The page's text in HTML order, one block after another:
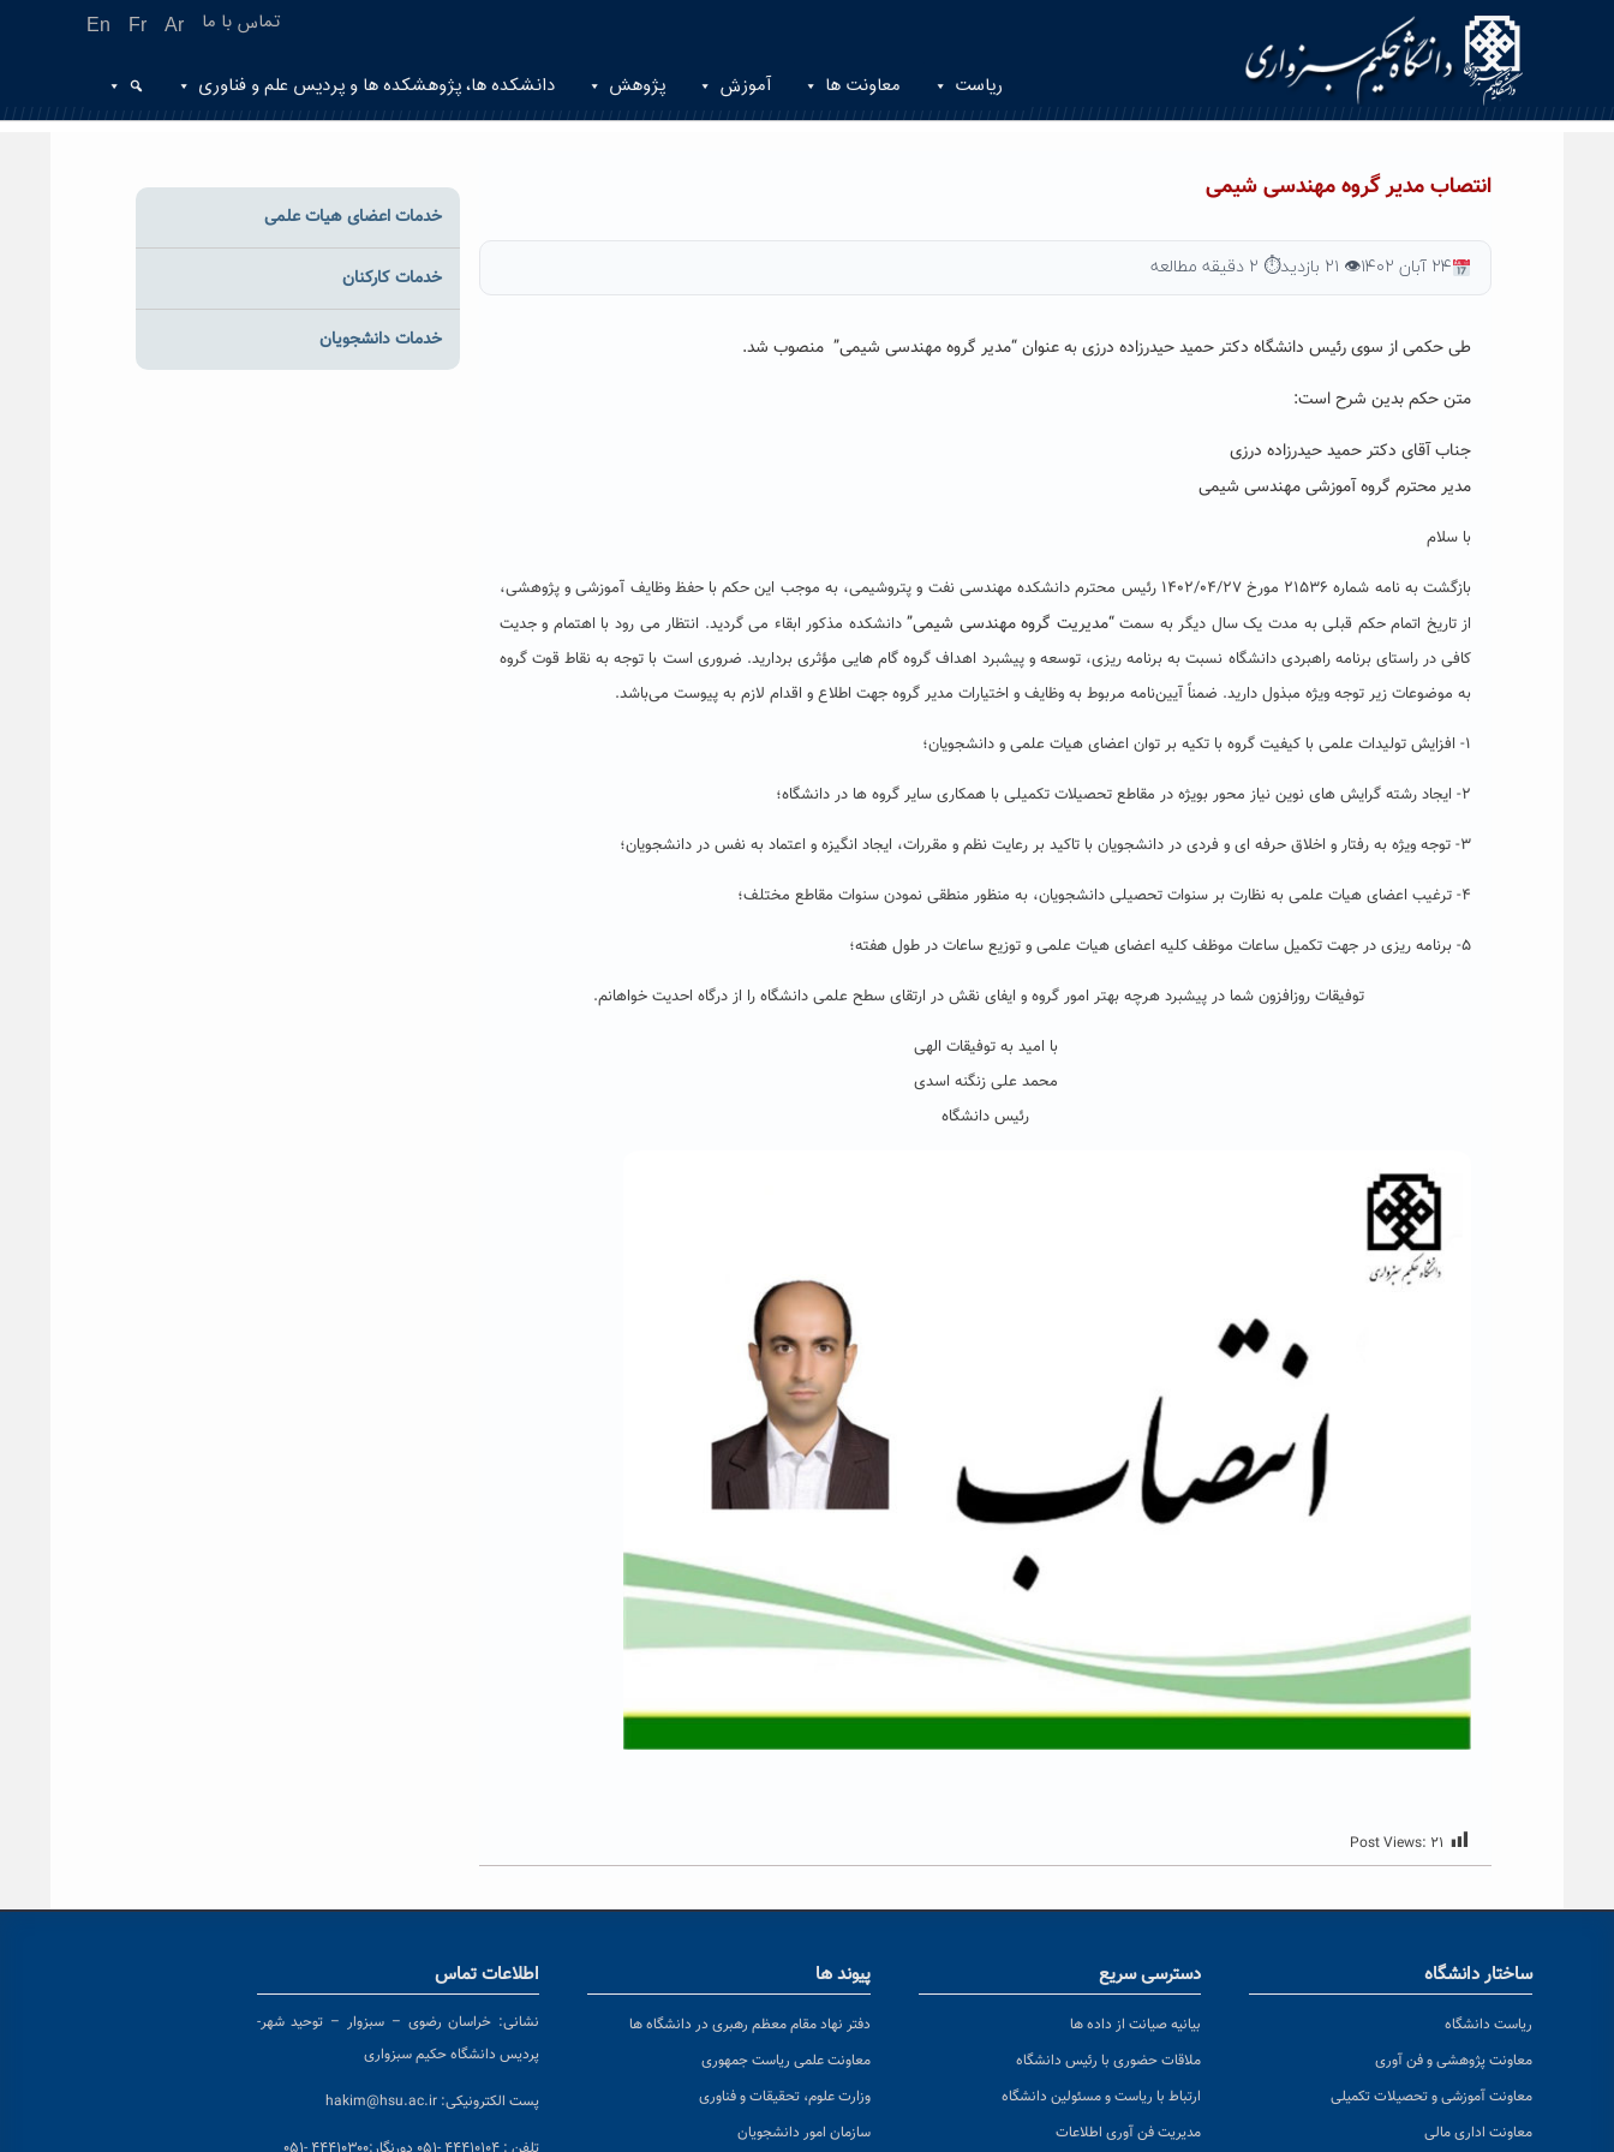
En Fr Ar تماس با ما
ریاست معاونت ها آموزش پژوهش دانشکده ها، پژوهشکده ها و پردیس علم و فناوری
انتصاب مدیر گروه مهندسی شیمی
۲۴ آبان ۱۴۰۲ 👁 ۲۱ بازدید ⏱ ۲ دقیقه مطالعه
طی حکمی از سوی رئیس دانشگاه دکتر حمید حیدرزاده درزیبه عنوان“مدیر گروهمهندسی شیمی” منصوب شد.
متن حکم بدین شرح است:
جناب آقای دکتر حمید حیدرزاده درزی
مدیر محترم گروه آموزشی مهندسی شیمی
با سلام
بازگشت به نامه شماره ۲۱۵۳۶ مورخ ۱۴۰۲/۰۴/۲۷ رئیس محترم دانشکده مهندسی نفت و پتروشیمی، به موجب این حکم با حفظ وظایف آموزشی و پژوهشی،
از تاریخ اتمام حکم قبلی به مدت یک سال دیگر به سمت“مدیریت گروه مهندسی شیمی”دانشکده مذکور ابقاء می گردید. انتظار می رود با اهتمام و جدیت
کافی در راستای برنامه راهبردی دانشگاه نسبت به برنامه ریزی، توسعه و پیشبرد اهداف گروه گام هایی مؤثری بردارید. ضروری است با توجه به نقاط قوت گروه
به موضوعات زیر توجه ویژه مبذول دارید. ضمناً آیین‌نامه مربوط به وظایف و اختیارات مدیر گروه جهت اطلاع و اقدام لازم به پیوست می‌باشد.
۱- افزایش تولیدات علمی با کیفیت گروه با تکیه بر توان اعضای هیات علمی و دانشجویان؛
۲- ایجاد رشته گرایش های نوین نیاز محور بویژه در مقاطع تحصیلات تکمیلی با همکاری سایر گروه ها در دانشگاه؛
۳- توجه ویژه به رفتار و اخلاق حرفه ای و فردی در دانشجویان با تاکید بر رعایت نظم و مقررات، ایجاد انگیزه و اعتماد به نفس در دانشجویان؛
۴- ترغیب اعضای هیات علمی به نظارت بر سنوات تحصیلی دانشجویان، به منظور منطقی نمودن سنوات مقاطع مختلف؛
۵- برنامه ریزی در جهت تکمیل ساعات موظف کلیه اعضای هیات علمی و توزیع ساعات در طول هفته؛
توفیقات روزافزون شما در پیشبرد هرچه بهتر امور گروه و ایفای نقش در ارتقای سطح علمی دانشگاه را از درگاه احدیت خواهانم.
با امید به توفیقات الهی
محمد علی زنگنه اسدی
رئیس دانشگاه
Post Views: ۲۱
خدمات اعضای هیات علمی
خدمات کارکنان
خدمات دانشجویان
ساختار دانشگاه
ریاست دانشگاه
معاونت پژوهشی و فن آوری
معاونت آموزشی و تحصیلات تکمیلی
معاونت اداری مالی
دسترسی سریع
بیانیه صیانت از داده ها
ملاقات حضوری با رئیس دانشگاه
ارتباط با ریاست و مسئولین دانشگاه
مدیریت فن آوری اطلاعات
پیوند ها
دفتر نهاد مقام معظم رهبری در دانشگاه ها
معاونت علمی ریاست جمهوری
وزارت علوم، تحقیقات و فناوری
سازمان امور دانشجویان
اطلاعات تماس
نشانی: خراسان رضوی – سبزوار – توحید شهر-
پردیس دانشگاه حکیم سبزواری
پست الکترونیکی: hakim@hsu.ac.ir